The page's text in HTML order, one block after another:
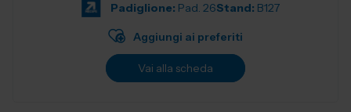
Padiglione: Pad. 26Stand: B127
Aggiungi ai preferiti
Vai alla scheda